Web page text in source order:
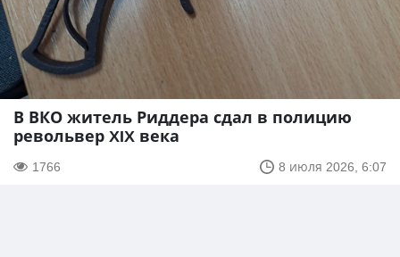
В ВКО житель Риддера сдал в полицию
револьвер XIX века
1766 8 июля 2026, 6:07